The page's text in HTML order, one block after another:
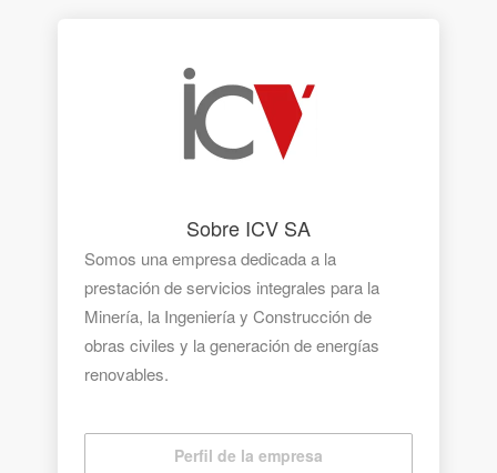
Sobre ICV SA
Somos una empresa dedicada a la
prestación de servicios integrales para la
Minería, la Ingeniería y Construcción de
obras civiles y la generación de energías
renovables.
Contamos con un gran equipo humano y
tecnológico que nos permite consolidar
Perfil de la empresa